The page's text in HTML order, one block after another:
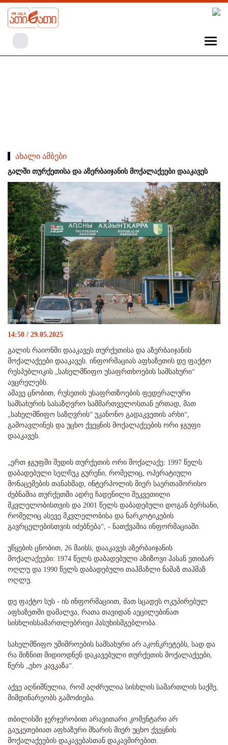
ახალი ამბები
გალში თურქეთისა და აზერბაიჯანის მოქალაქეები დააკავეს
14:50 / 29.05.2025
გალის რაიონში დააკავეს თურქეთისა და აზერბაიჯანის
მოქალაქეები დააკავეს. ინფორმაციას აფხაზეთის დე ფაქტო
რესპუბლიკის „სახელმწიფო უსაფრთხოების სამსახური“
ავცრელებს.
ამავე ცნობით, რუსეთის უსაფრთზოების ფედერალური
სამსახურის სასაზღვრო სამმართველოსთან ერთად, მათ
„სახელმწიფო საზღვრის“ უკანონო გადაკვეთის არხი“,
გამოავლინეს და უცხო ქვეყნის მოქალაქეების ორი ჯგუფი
დააკავეს.
„ერთ ჯგუფში შედის თურქეთის ორი მოქალაქე: 1997 წელს
დაბადებული სელჩუკ გურენი, რომელიც, ოპერატიული
მონაცემების თანახმად, ინტერპოლის მიერ საერთაშორისო
ძებნაშია თურქეთში ადრე ჩადენილი შეკვეთილი
მკვლელობისთვის და 2001 წელს დაბადებული დოგან ბერსანი,
რომელიც ასევე მკვლელობისა და ნარკოტიკების
გავრცელებისთვის იძებნება“, - ნათქვამია ინფორმაციაში.
უწყების ცნობით, 26 მაისს, დააკავეს აზერბაიჯანის
მოქალაქეები: 1974 წელს დაბადებული აზიზოვი ჰასან ეთიბარ
ოღლუ და 1990 წელს დაბადებული თაჰმაზლი ნამაზ თაჰმაზ
ოღლუ.
დე ფაქტო სუს - ის ინფორმაციით, მათ სცადეს ოკუპირებულ
აფხაზეთში დამალვა, რათა თავიდან აეცილებინათ
სისხლისსამართლებრივი პასუხისმგებლობა.
სახელმწიფო უშიშროების სამსახური არ აკონკრეტებს, სად და
რა მიზნით მიდიოდნენ დაკავებული თურქეთის მოქალაქეები,
წერს „ეხო კავკაზა“.
აქვე აღნიშნულია, რომ აღძრულია სისხლის სამართლის საქმე,
მიმდინარეობს გამოძიება.
თბილისში ჯერჯერობით არავითარი კომენტარი არ
გაუკეთებიათ აფხაზური მხარის მიერ უცხო ქვეყნის
მოქალაქეების დაკავებასთან დაკავშირებით.